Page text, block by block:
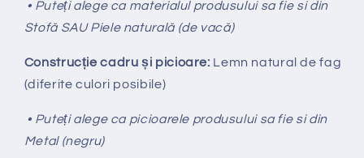
• Puteți alege ca materialul produsului sa fie si din
Stofă SAU Piele naturală (de vacă)
Construcție cadru și picioare: Lemn natural de fag
(diferite culori posibile)
• Puteți alege ca picioarele produsului sa fie si din
Metal (negru)